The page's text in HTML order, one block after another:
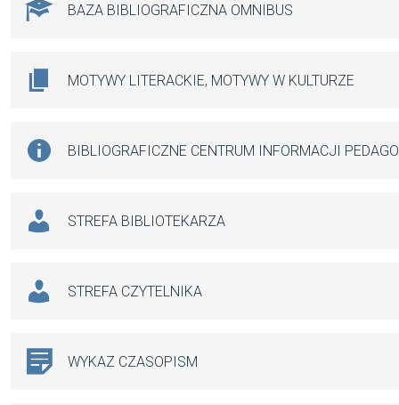
BAZA BIBLIOGRAFICZNA OMNIBUS
MOTYWY LITERACKIE, MOTYWY W KULTURZE
BIBLIOGRAFICZNE CENTRUM INFORMACJI
STREFA BIBLIOTEKARZA
STREFA CZYTELNIKA
WYKAZ CZASOPISM